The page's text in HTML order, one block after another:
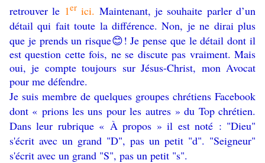
retrouver le 1erici. Maintenant, je souhaite parler d’un
détail qui fait toute la différence.Non, je ne dirai plus
que je prends un risque😊 ! Je pense que le détail dont il
est question cette fois, ne se discute pas vraiment. Mais
oui, je compte toujours sur Jésus-Christ, mon Avocat
pour me défendre.
Je suis membre de quelques groupes chrétiens Facebook
dont « prions les uns pour les autres » du Top chrétien.
Dans leur rubrique « À propos » il est noté : "Dieu"
s'écrit avec un grand "D", pas un petit "d". "Seigneur"
s'écrit avec un grand "S", pas un petit "s".